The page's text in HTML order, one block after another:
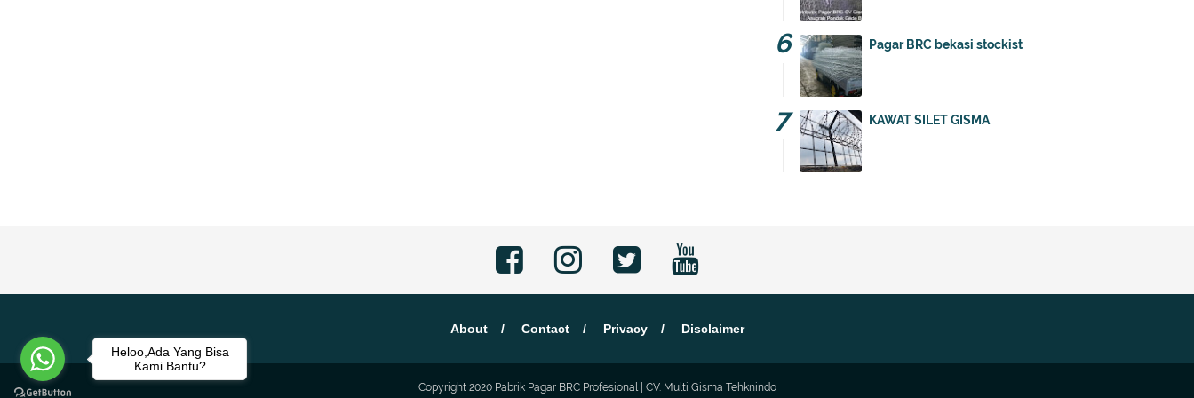
Pagar BRC bekasi stockist
KAWAT SILET GISMA
About Contact Privacy Disclaimer
Copyright 2020 Pabrik Pagar BRC Profesional | CV. Multi Gisma Tehknindo
Heloo,Ada Yang Bisa
Kami Bantu?